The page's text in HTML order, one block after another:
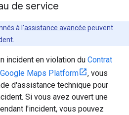
de service
à l'assistance avancée peuvent
incident en violation du Contrat
Maps Platform
, vous
d'assistance technique pour
Si vous avez ouvert une
l'incident, vous pouvez